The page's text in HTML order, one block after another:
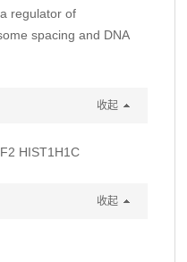
regulator of
spacing and DNA
收起
HIST1H1C
收起